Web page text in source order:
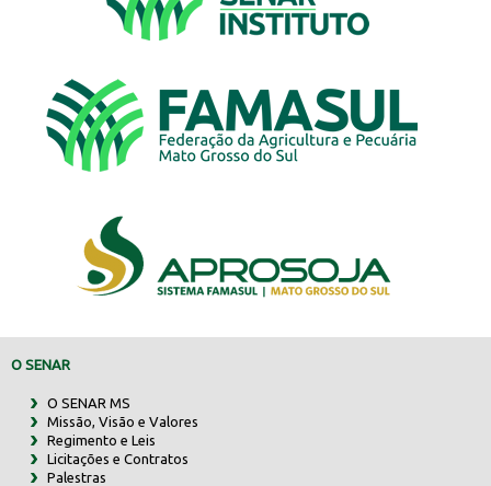
O SENAR
O SENAR MS
Missão, Visão e Valores
Regimento e Leis
Licitações e Contratos
Palestras